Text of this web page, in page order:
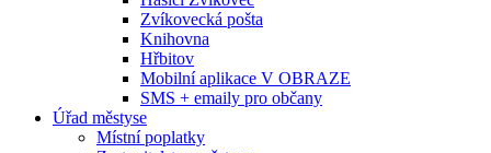
Zvíkovecká pošta
Knihovna
Hřbitov
Mobilní aplikace V OBRAZE
SMS + emaily pro občany
Úřad městyse
Místní poplatky